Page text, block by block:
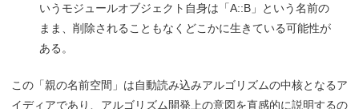
いうモジュールオブジェクト自身は「A::B」という名前の
まま、削除されることもなくどこかに生きている可能性が
ある。
この「親の名前空間」は自動読み込みアルゴリズムの中核となるア
イディアであり、アルゴリズム開発上の意図を直感的に説明するの